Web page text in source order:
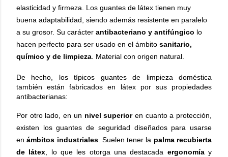
elasticidad y firmeza. Los guantes de látex tienen muy
buena adaptabilidad, siendo además resistente en paralelo
a su grosor. Su carácter antibacteriano y antifúngico lo
hacen perfecto para ser usado en el ámbito sanitario,
químico y de limpieza . Material con origen natural.
De hecho, los típicos guantes de limpieza doméstica
también están fabricados en látex por sus propiedades
antibacterianas:
Por otro lado, en un nivel superioren cuanto a protección,
existen los guantes de seguridad diseñados para usarse
enámbitos industriales. Suelen tener la palma recubierta
de látex , lo que les otorga una destacada ergonomíay